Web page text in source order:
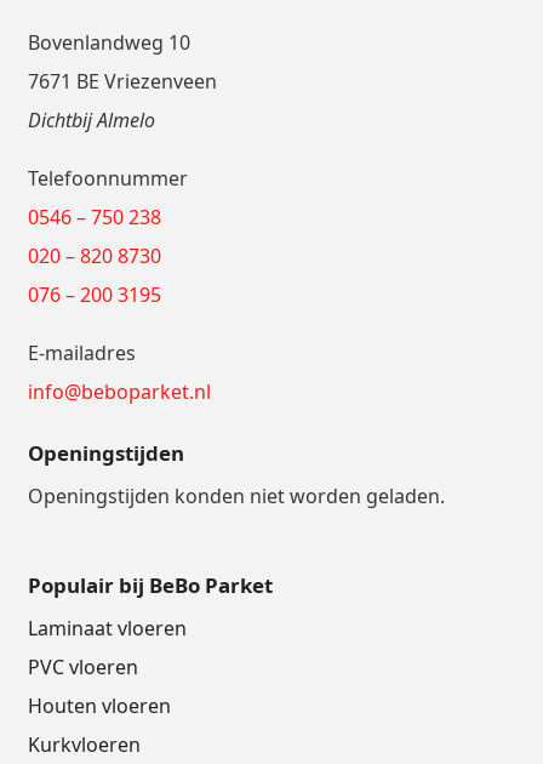
Bovenlandweg 10
7671 BE Vriezenveen
Dichtbij Almelo
Telefoonnummer
0546 – 750 238
020 – 820 8730
076 – 200 3195
E-mailadres
info@beboparket.nl
Openingstijden
Openingstijden konden niet worden geladen.
Populair bij BeBo Parket
Laminaat vloeren
PVC vloeren
Houten vloeren
Kurkvloeren